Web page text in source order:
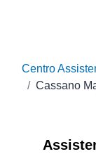
Centro
Cassano